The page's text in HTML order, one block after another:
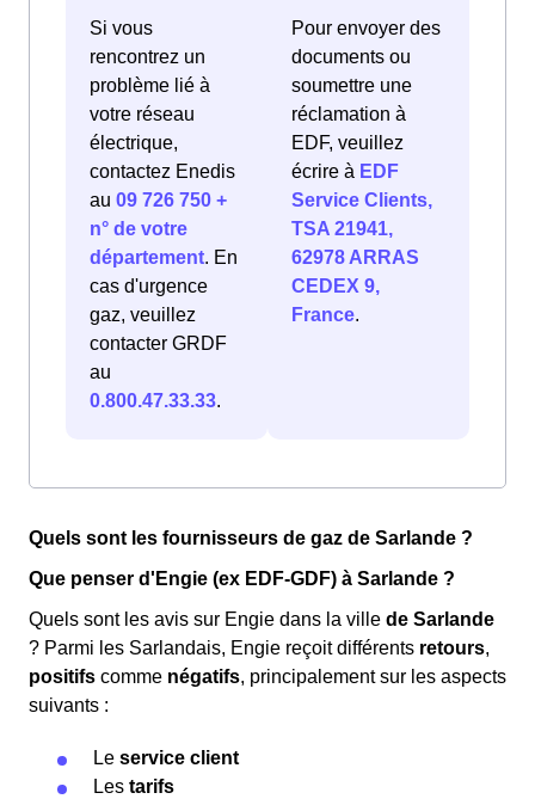
Si vous
rencontrez un
problème lié à
votre réseau
électrique,
contactez Enedis
au 09 726 750 +
n° de votre
département. En
cas d'urgence
gaz, veuillez
contacter GRDF
au
0.800.47.33.33.
Pour envoyer des
documents ou
soumettre une
réclamation à
EDF, veuillez
écrire à EDF
Service Clients,
TSA 21941,
62978 ARRAS
CEDEX 9,
France.
Quels sont les fournisseurs de gaz de Sarlande ?
Que penser d'Engie (ex EDF-GDF) à Sarlande ?
Quels sont les avis sur Engie dans la ville de Sarlande
? Parmi les Sarlandais, Engie reçoit différents retours,
positifs comme négatifs, principalement sur les aspects
suivants :
Le service client
Les tarifs